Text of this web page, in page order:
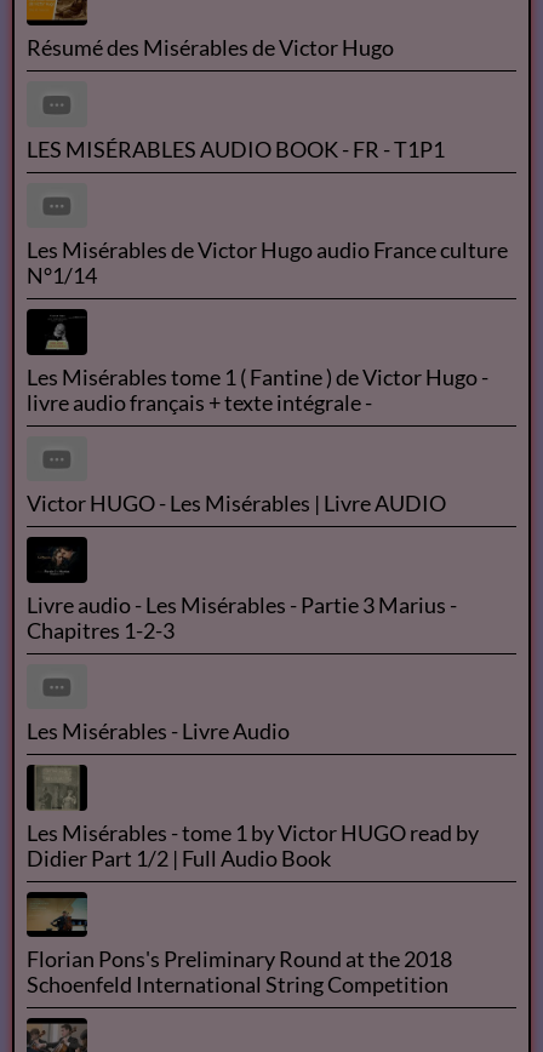
Résumé des Misérables de Victor Hugo
LES MISÉRABLES AUDIO BOOK - FR - T1P1
Les Misérables de Victor Hugo audio France culture
N°1/14
Les Misérables tome 1 ( Fantine ) de Victor Hugo -
livre audio français + texte intégrale -
Victor HUGO - Les Misérables | Livre AUDIO
Livre audio - Les Misérables - Partie 3 Marius -
Chapitres 1-2-3
Les Misérables - Livre Audio
Les Misérables - tome 1 by Victor HUGO read by
Didier Part 1/2 | Full Audio Book
Florian Pons's Preliminary Round at the 2018
Schoenfeld International String Competition